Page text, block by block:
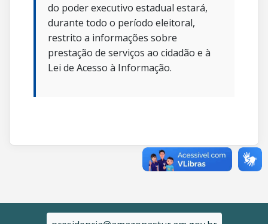
do poder executivo estadual estará,
durante todo o período eleitoral,
restrito a informações sobre
prestação de serviços ao cidadão e à
Lei de Acesso à Informação.